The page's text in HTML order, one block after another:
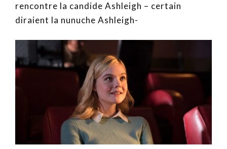
rencontre la candide Ashleigh – certain
diraient la nunuche Ashleigh-